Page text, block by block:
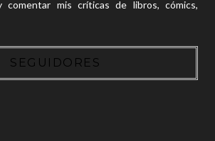
comentar mis críticas de libros, cómics,
SEGUIDORES